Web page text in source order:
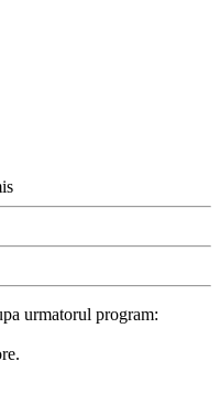
urmatorul program: